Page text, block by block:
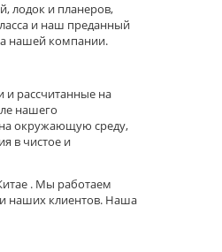
лодок и планеров,
и наш преданный
нашей компании.
и рассчитанные на
нашего
на окружающую среду,
в чистое и
. Мы работаем
наших клиентов. Наша